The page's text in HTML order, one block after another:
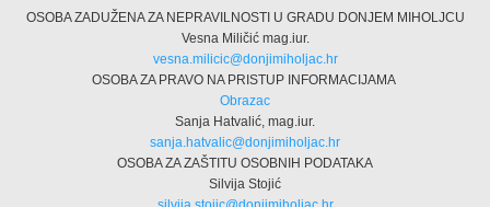
OSOBA ZADUŽENA ZA NEPRAVILNOSTI U GRADU DONJEM MIHOLJCU
Vesna Miličić mag.iur.
vesna.milicic@donjimiholjac.hr
OSOBA ZA PRAVO NA PRISTUP INFORMACIJAMA
Obrazac
Sanja Hatvalić, mag.iur.
sanja.hatvalic@donjimiholjac.hr
OSOBA ZA ZAŠTITU OSOBNIH PODATAKA
Silvija Stojić